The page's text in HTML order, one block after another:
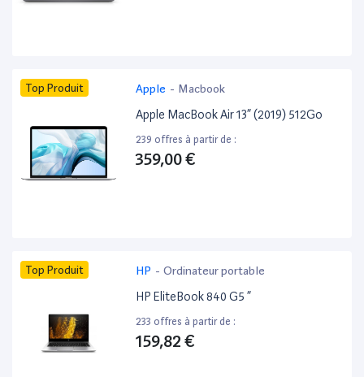
Top Produit Apple - Macbook
Apple MacBook Air 13” (2019) 512Go
239 offres à partir de :
359,00 €
Top Produit HP - Ordinateur portable
HP EliteBook 840 G5 ”
233 offres à partir de :
159,82 €